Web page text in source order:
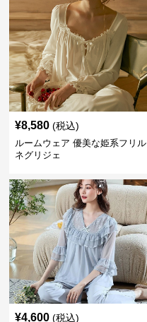
¥8,580 (税込)
ルームウェア 優美な姫系フリル
ネグリジェ
¥4,600 (税込)